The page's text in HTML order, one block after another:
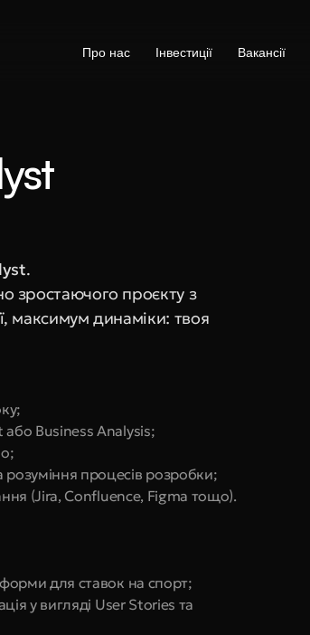
Про нас Інвестиції Вакансії
.
зростаючого проєкту з
максимум динаміки: твоя
Business Analysis;
процесів розробки;
(Jira, Confluence, Figma тощо).
для ставок на спорт;
у вигляді User Stories та